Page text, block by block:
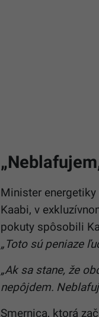
Minister energetiky
Kaabi, v
pokuty spôsobili
„Toto sú peniaze
„Ak sa stane, že
nepôjdem.
Smernica, ktorá